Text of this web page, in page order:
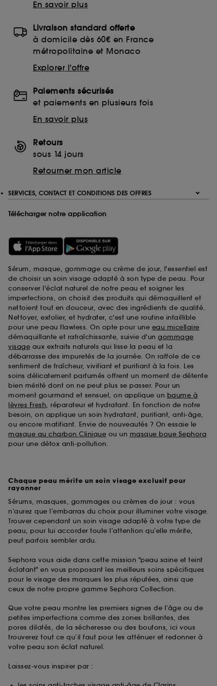
En savoir plus
Livraison standard offerte
à domicile dès 60€ en France
métropolitaine et Monaco
Explorer l'offre
Paiements sécurisés
et paiements en plusieurs fois
En savoir plus
Retours
sous 14 jours
Retourner mon article
SERVICES, CONTACT ET CONDITIONS DES OFFRES
Télécharger notre application
Sérum, masque, gommage ou crème de jour, l'essentiel est
de choisir un soin visage adapté à son type de peau. Pour
conserver l'éclat naturel de notre peau et soigner les
imperfections, on choisit des produits qui démaquillent et
nettoient tout en douceur, avec des ingrédients de qualité.
Nettoyer, exfolier, et hydrater, c'est une routine infaillible
pour une peau flawless. On opte pour une eau micellaire
démaquillante et rafraîchissante, suivie d'un gommage
visage aux extraits naturels qui lisse la peau et la
débarrasse des impuretés de la journée. On raffole de ce
sentiment de fraîcheur, vivifiant et purifiant à la fois. Les
soins délicatement parfumés offrent un moment de détente
bien mérité dont on ne peut plus se passer. Pour un
moment gourmand et sensuel, on applique un baume à
lèvres Fresh, réparateur et hydratant. En fonction de notre
besoin, on applique un soin hydratant, purifiant, anti-âge,
ou encore matifiant. Envie de nouveautés ? On essaie le
masque au charbon Clinique ou un masque boue Sephora
pour une détox anti-pollution.
Chaque peau mérite un soin visage exclusif pour
rayonner
Sérums, masques, gommages ou crèmes de jour : vous
n’aurez que l’embarras du choix pour illuminer votre visage.
Trouver cependant un soin visage adapté à votre type de
peau, pour lui accorder toute l’attention qu’elle mérite,
peut parfois sembler ardu.
Sephora vous aide dans cette mission "peau saine et teint
éclatant" en vous proposant les meilleurs soins spécifiques
pour le visage des marques les plus réputées, ainsi que
ceux de notre propre gamme Sephora Collection.
Que votre peau montre les premiers signes de l’âge ou de
petites imperfections comme des zones brillantes, des
pores dilatés, de la sécheresse ou des boutons, ici vous
trouverez tout ce qu’il faut pour les atténuer et redonner à
votre peau son éclat naturel.
Laissez-vous inspirer par :